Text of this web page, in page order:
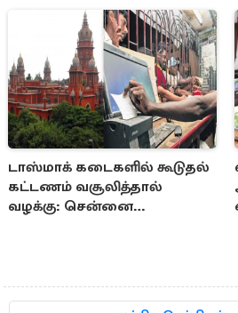
டாஸ்மாக் கடைகளில் கூடுதல்
கட்டணம் வசூலித்தால்
வழக்கு: சென்னை